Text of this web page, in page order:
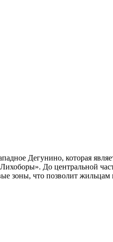
Дегунино, которая
До центральной
зоны, что позволит